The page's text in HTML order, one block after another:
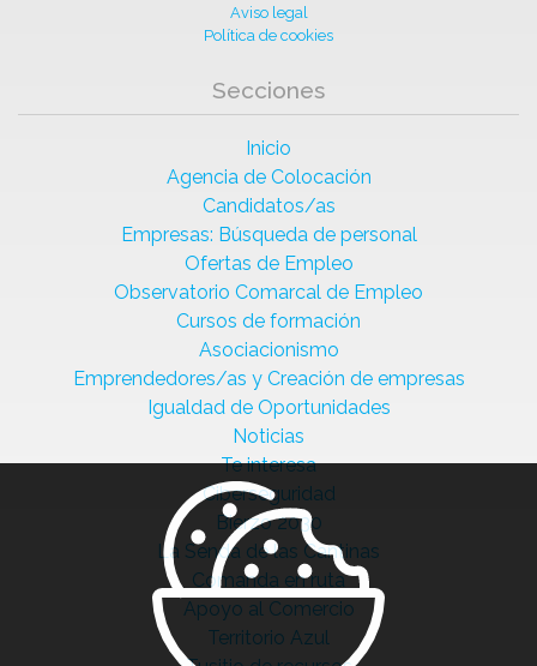
Aviso legal
Política de cookies
Secciones
Inicio
Agencia de Colocación
Candidatos/as
Empresas: Búsqueda de personal
Ofertas de Empleo
Observatorio Comarcal de Empleo
Cursos de formación
Asociacionismo
Emprendedores/as y Creación de empresas
Igualdad de Oportunidades
Noticias
Te interesa
Ciberseguridad
Bierzo 2030
La Senda de las Cantinas
Comanda en ruta
Apoyo al Comercio
Territorio Azul